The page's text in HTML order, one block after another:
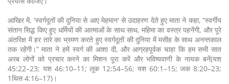
आखिर में, 'स्वर्गदूतों की दुनिया से आए मेहमान' से उदाहरण देते हुए माता ने कहा, “स्वर्गीय
संतान सिद्ध किए हुए धर्मियों की आत्माओं के साथ साथ, महिमा का वस्त्र पहनेंगी, और पूरे
अंतरिक्ष में हर तारे का भ्रमण करते हुए स्वर्गदूतों की दुनिया में मसीह के साथ अनन्तकाल
तक रहेंगी।” माता ने हमें स्वर्ग की आशा दी, और आग्रहपूर्वक चाहा कि हम सभी सात
अरब लोगों को प्रचार करने का मिशन पूरा करें और भविष्यवाणी के नायक बनें(यश
45:22–23; यश 46:10–11; लूक 12:54–56; यश 60:1–15; जक 8:20–23;
1थिस 4:16–17)।